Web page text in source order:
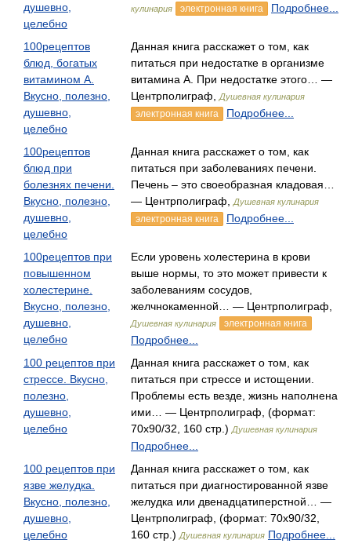
душевно,
целебно
кулинария
электронная книга Подробнее...
100рецептов
блюд, богатых
витамином А.
Вкусно, полезно,
душевно,
целебно
Данная книга расскажет о том, как
питаться при недостатке в организме
витамина А. При недостатке этого… —
Центрполиграф,
Душевная кулинария
электронная книга Подробнее...
100рецептов
блюд при
болезнях печени.
Вкусно, полезно,
душевно,
целебно
Данная книга расскажет о том, как
питаться при заболеваниях печени.
Печень – это своеобразная кладовая…
— Центрполиграф,
Душевная кулинария
электронная книга Подробнее...
100рецептов при
повышенном
холестерине.
Вкусно, полезно,
душевно,
целебно
Если уровень холестерина в крови
выше нормы, то это может привести к
заболеваниям сосудов,
желчнокаменной… — Центрполиграф,
Душевная кулинария электронная книга
Подробнее...
100 рецептов при
стрессе. Вкусно,
полезно,
душевно,
целебно
Данная книга расскажет о том, как
питаться при стрессе и истощении.
Проблемы есть везде, жизнь наполнена
ими… — Центрполиграф, (формат:
70x90/32, 160 стр.) Душевная кулинария
Подробнее...
100 рецептов при
язве желудка.
Вкусно, полезно,
душевно,
целебно
Данная книга расскажет о том, как
питаться при диагности­рованной язве
желудка или двенадцатиперстной… —
Центрполиграф, (формат: 70x90/32,
160 стр.) Душевная кулинария Подробнее...